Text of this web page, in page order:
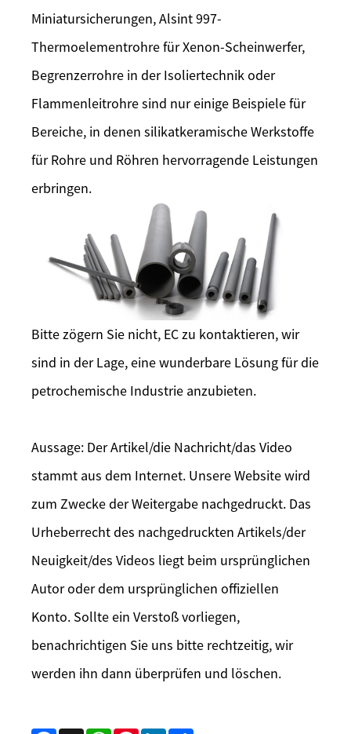
Miniatursicherungen, Alsint 997-
Thermoelementrohre für Xenon-Scheinwerfer,
Begrenzerrohre in der Isoliertechnik oder
Flammenleitrohre sind nur einige Beispiele für
Bereiche, in denen silikatkeramische Werkstoffe
für Rohre und Röhren hervorragende Leistungen
erbringen.
Bitte zögern Sie nicht, EC zu kontaktieren, wir
sind in der Lage, eine wunderbare Lösung für die
petrochemische Industrie anzubieten.
Aussage: Der Artikel/die Nachricht/das Video
stammt aus dem Internet. Unsere Website wird
zum Zwecke der Weitergabe nachgedruckt. Das
Urheberrecht des nachgedruckten Artikels/der
Neuigkeit/des Videos liegt beim ursprünglichen
Autor oder dem ursprünglichen offiziellen
Konto. Sollte ein Verstoß vorliegen,
benachrichtigen Sie uns bitte rechtzeitig, wir
werden ihn dann überprüfen und löschen.